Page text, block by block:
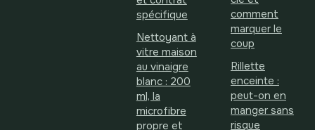
spécifique
Nettoyant à
vitre maison
au vinaigre
blanc : 200
ml, la
microfibre
propre et
comment
marquer le
coup
Rillette
enceinte :
peut-on en
manger sans
risque